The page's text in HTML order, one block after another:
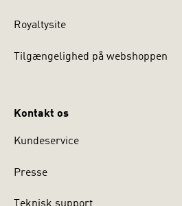
Royaltysite
Tilgængelighed på webshoppen
Kontakt os
Kundeservice
Presse